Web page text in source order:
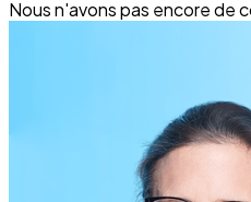
Nous n'avons pas encore de